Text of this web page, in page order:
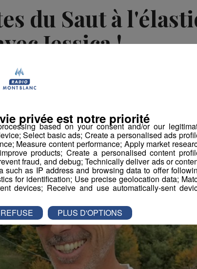
du Saut à
Jessica !
27 juin 2018 à 10h00
based on your consent and/or our
Select basic ads; Create a personalised ads
Measure content performance; Apply market
products; Create a personalised content
fraud, and debug; Technically deliver ads or
such as IP address and browsing data to offer
for identification; Use precise geolocation data;
devices; Receive and use automatically-sent
privée est notre priorité
PLUS D'OPTIONS